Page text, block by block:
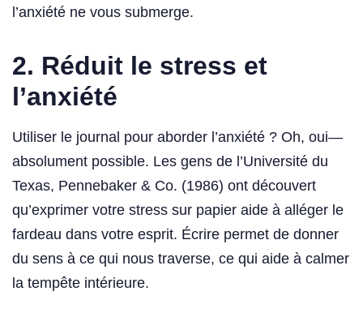
l’anxiété ne vous submerge.
2. Réduit le stress et
l’anxiété
Utiliser le journal pour aborder l’anxiété ? Oh, oui—
absolument possible. Les gens de l’Université du
Texas, Pennebaker & Co. (1986) ont découvert
qu’exprimer votre stress sur papier aide à alléger le
fardeau dans votre esprit. Écrire permet de donner
du sens à ce qui nous traverse, ce qui aide à calmer
la tempête intérieure.